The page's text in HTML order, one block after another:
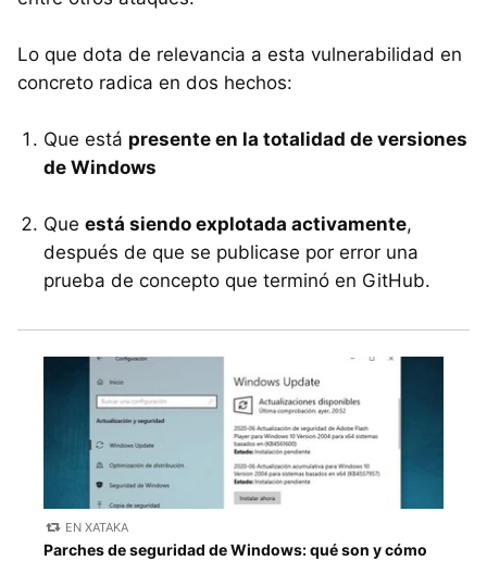
Lo que dota de relevancia a esta vulnerabilidad en
concreto radica en dos hechos:
Que está presente en la totalidad de versiones
de Windows
Que está siendo explotada activamente,
después de que se publicase por error una
prueba de concepto que terminó en GitHub.
EN XATAKA
Parches de seguridad de Windows: qué son y cómo